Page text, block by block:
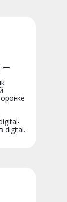
—
digital.